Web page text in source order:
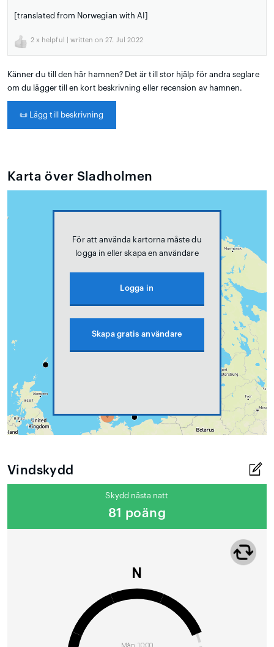
[translated from Norwegian with AI]
2 x helpful | written on 27. Jul 2022
Känner du till den här hamnen? Det är till stor hjälp för andra seglare
om du lägger till en kort beskrivning eller recension av hamnen.
📜 Lägg till beskrivning
Karta över Sladholmen
För att använda kartorna måste du
logga in eller skapa en användare
Logga in
Skapa gratis användare
Vindskydd
Skydd nästa natt
81 poäng
Mån 10:00
N